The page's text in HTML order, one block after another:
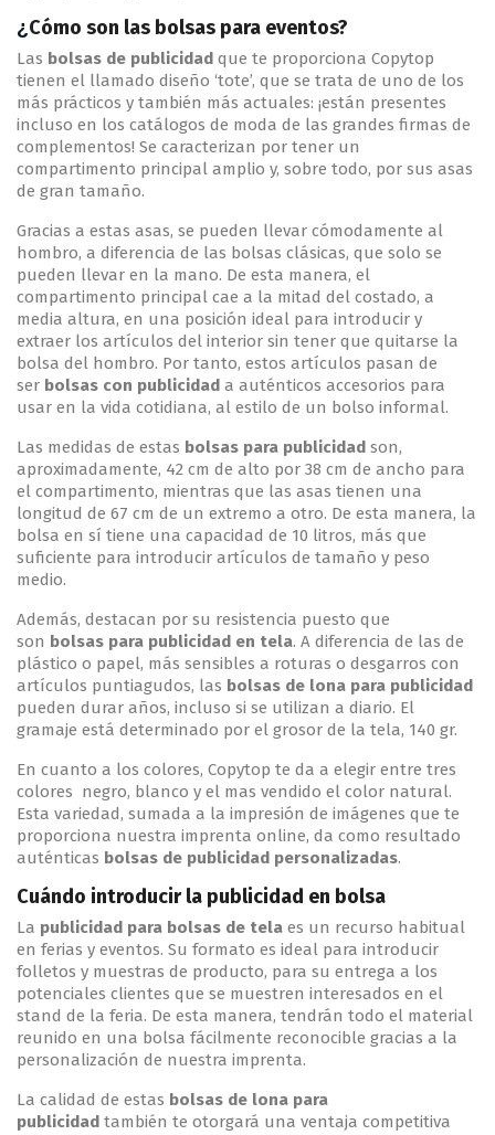
¿ Cómo son las bolsas para eventos?
Las bolsas de publicidad que te proporciona Copytop
tienen el llamado diseño ‘tote’, que se trata de uno de los
más prácticos y también más actuales: ¡están presentes
incluso en los catálogos de moda de las grandes firmas de
complementos! Se caracterizan por tener un
compartimento principal amplio y, sobre todo, por sus asas
de gran tamaño.
Gracias a estas asas, se pueden llevar cómodamente al
hombro, a diferencia de las bolsas clásicas, que solo se
pueden llevar en la mano. De esta manera, el
compartimento principal cae a la mitad del costado, a
media altura, en una posición ideal para introducir y
extraer los artículos del interior sin tener que quitarse la
bolsa del hombro. Por tanto, estos artículos pasan de
ser bolsas con publicidad a auténticos accesorios para
usar en la vida cotidiana, al estilo de un bolso informal.
Las medidas de estas bolsas para publicidad son,
aproximadamente, 42 cm de alto por 38 cm de ancho para
el compartimento, mientras que las asas tienen una
longitud de 67 cm de un extremo a otro. De esta manera, la
bolsa en sí tiene una capacidad de 10 litros, más que
suficiente para introducir artículos de tamaño y peso
medio.
Además, destacan por su resistencia puesto que
son bolsas para publicidad en tela. A diferencia de las de
plástico o papel, más sensibles a roturas o desgarros con
artículos puntiagudos, las bolsas de lona para publicidad
pueden durar años, incluso si se utilizan a diario. El
gramaje está determinado por el grosor de la tela, 140 gr.
En cuanto a los colores, Copytop te da a elegir entre tres
colores negro, blanco y el mas vendido el color natural.
Esta variedad, sumada a la impresión de imágenes que te
proporciona nuestra imprenta online, da como resultado
auténticas bolsas de publicidad personalizadas.
Cuándo introducir la publicidad en bolsa
La publicidad para bolsas de tela es un recurso habitual
en ferias y eventos. Su formato es ideal para introducir
folletos y muestras de producto, para su entrega a los
potenciales clientes que se muestren interesados en el
stand de la feria. De esta manera, tendrán todo el material
reunido en una bolsa fácilmente reconocible gracias a la
personalización de nuestra imprenta.
La calidad de estas bolsas de lona para
publicidad también te otorgará una ventaja competitiva